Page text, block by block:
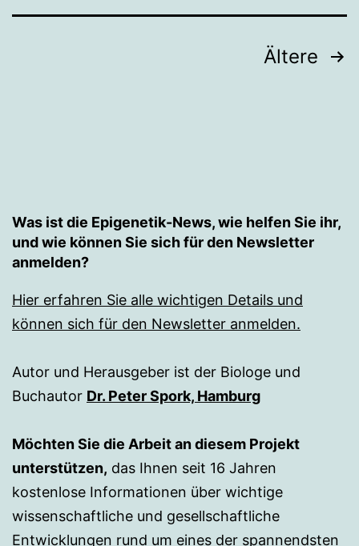
Seitennummerierung
Ältere
Was ist die Epigenetik-News, wie helfen Sie ihr,
und wie können Sie sich für den Newsletter
anmelden?
Hier erfahren Sie alle wichtigen Details und
können sich für den Newsletter anmelden.
Autor und Herausgeber ist der Biologe und
Buchautor Dr. Peter Spork, Hamburg
Möchten Sie die Arbeit an diesem Projekt
unterstützen, das Ihnen seit 16 Jahren
kostenlose Informationen über wichtige
wissenschaftliche und gesellschaftliche
Entwicklungen rund um eines der spannendsten